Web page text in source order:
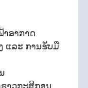
ອາກາດ
ແລະ ການຮັບມື
າວກະສິກອນ